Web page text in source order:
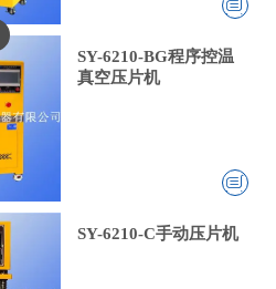
SY-6210-BG程序控温
真空压片机
SY-6210-C手动压片机